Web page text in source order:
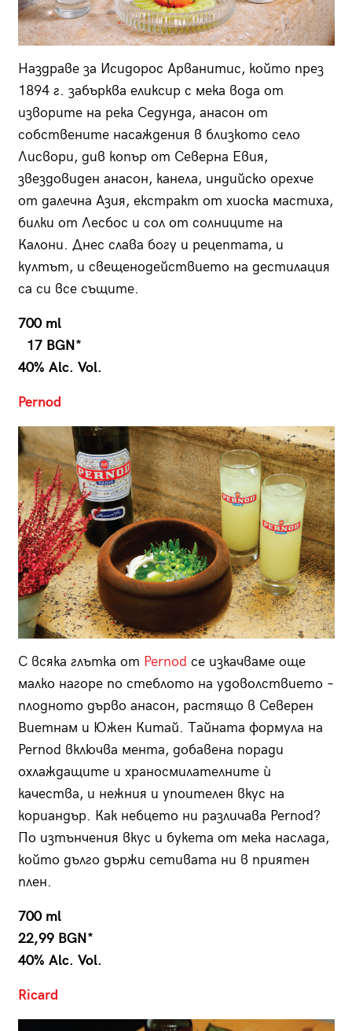
Наздраве за Исидорос Арванитис, който през
1894 г. забърква еликсир с мека вода от
изворите на река Седунда, анасон от
собствените насаждения в близкото село
Лисвори, див копър от Северна Евия,
звездовиден анасон, канела, индийско орехче
от далечна Азия, екстракт от хиоска мастиха,
билки от Лесбос и сол от солниците на
Калони. Днес слава богу и рецептата, и
култът, и свещенодействието на дестилация
са си все същите.
700 ml
17 BGN*
40% Alc. Vol.
Pernod
С всяка глътка от Pernod се изкачваме още
малко нагоре по стеблото на удоволствието –
плодното дърво анасон, растящо в Северен
Виетнам и Южен Китай. Тайната формула на
Pernod включва мента, добавена поради
охлаждащите и храносмилателните ѝ
качества, и нежния и упоителен вкус на
кориандър. Как небцето ни различава Pernod?
По изтънчения вкус и букета от мека наслада,
който дълго държи сетивата ни в приятен
плен.
700 ml
22,99 BGN*
40% Alc. Vol.
Ricard